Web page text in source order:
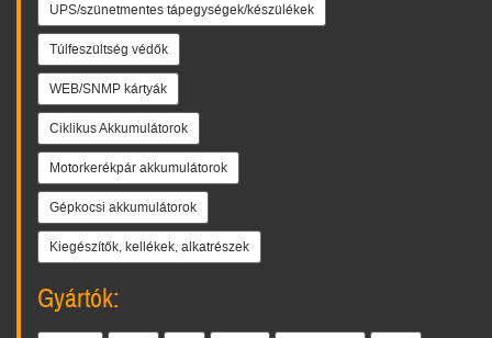
UPS/szünetmentes tápegységek/készülékek
Túlfeszültség védők
WEB/SNMP kártyák
Ciklikus Akkumulátorok
Motorkerékpár akkumulátorok
Gépkocsi akkumulátorok
Kiegészítők, kellékek, alkatrészek
Gyártók: